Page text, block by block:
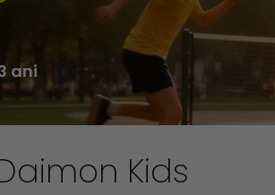
ani
Kids